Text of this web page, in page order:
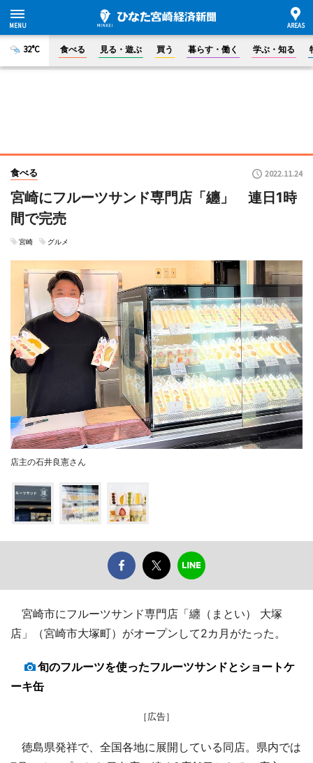
32°C 食べる 見る・遊ぶ 買う 暮らす・働く 学ぶ・知る
食べる 2022.11.24
宮崎にフルーツサンド専門店「纏」 連日1時
間で完売
宮崎 グルメ
店主の石井良憲さん
宮崎市にフルーツサンド専門店「纏（まとい） 大塚
店」（宮崎市大塚町）がオープンして2カ月がたった。
旬のフルーツを使ったフルーツサンドとショートケ
ーキ缶
［広告］
徳島県発祥で、全国各地に展開している同店。県内では